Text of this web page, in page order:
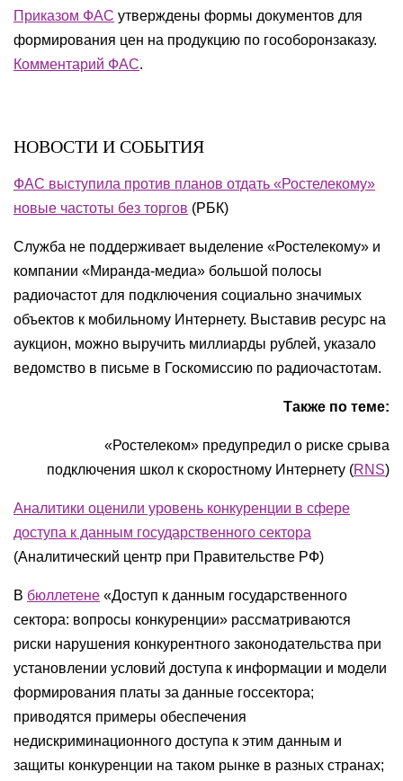
Приказом ФАС утверждены формы документов для
формирования цен на продукцию по гособоронзаказу.
Комментарий ФАС.
НОВОСТИ И СОБЫТИЯ
ФАС выступила против планов отдать «Ростелекому»
новые частоты без торгов (РБК)
Служба не поддерживает выделение «Ростелекому» и
компании «Миранда-медиа» большой полосы
радиочастот для подключения социально значимых
объектов к мобильному Интернету. Выставив ресурс на
аукцион, можно выручить миллиарды рублей, указало
ведомство в письме в Госкомиссию по радиочастотам.
Также по теме:
«Ростелеком» предупредил о риске срыва
подключения школ к скоростному Интернету (RNS)
Аналитики оценили уровень конкуренции в сфере
доступа к данным государственного сектора
(Аналитический центр при Правительстве РФ)
В бюллетене «Доступ к данным государственного
сектора: вопросы конкуренции» рассматриваются
риски нарушения конкурентного законодательства при
установлении условий доступа к информации и модели
формирования платы за данные госсектора;
приводятся примеры обеспечения
недискриминационного доступа к этим данным и
защиты конкуренции на таком рынке в разных странах;